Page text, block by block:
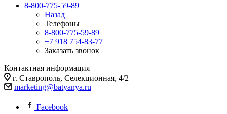
8-800-775-59-89
Назад
Телефоны
8-800-775-59-89
+7 918 754-83-77
Заказать звонок
Контактная информация
г. Ставрополь, Селекционная, 4/2
marketing@batyanya.ru
Facebook